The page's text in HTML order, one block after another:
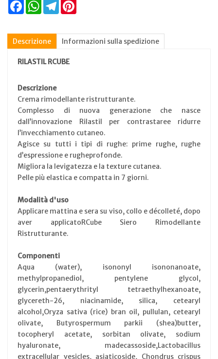
FacebookWhatsAppTelegram
Descrizione Informazioni sulla spedizione
RILASTILRCUBE
Descrizione
Crema rimodellante ristrutturante.
Complesso di nuova generazione che nasce
dall’innovazione Rilastil per contrastaree ridurre
l’invecchiamento cutaneo.
Agisce su tutti i tipi di rughe: prime rughe, rughe
d’espressione e rugheprofonde.
Migliora la levigatezza e la texture cutanea.
Pelle più elastica e compatta in 7 giorni.
Modalità d'uso
Applicare mattina e sera su viso, collo e décolleté, dopo
aver applicatoRCube Siero Rimodellante
Ristrutturante.
Componenti
Aqua (water), isononyl isononanoate,
methylpropanediol, pentylene glycol,
glycerin,pentaerythrityl tetraethylhexanoate,
glycereth-26, niacinamide, silica, cetearyl
alcohol,Oryza sativa (rice) bran oil, pullulan, cetearyl
olivate, Butyrospermum parkii (shea)butter,
tocopheryl acetate, sorbitan olivate, sodium
hyaluronate, madecassoside,Lactobacillus
extracellular vesicles, asiaticoside, Chondrus crispus